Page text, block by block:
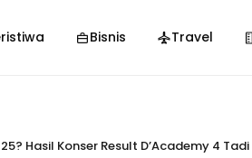
Bisnis Travel
Hasil Konser Result D’Academy 4